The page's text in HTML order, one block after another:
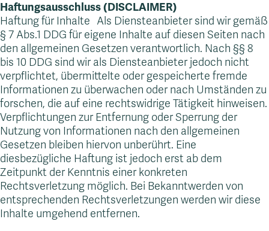
Haftungsausschluss (DISCLAIMER)
Haftung für Inhalte Als Diensteanbieter sind wir gemäß
§ 7 Abs.1 DDG für eigene Inhalte auf diesen Seiten nach
den allgemeinen Gesetzen verantwortlich. Nach §§ 8
bis 10 DDG sind wir als Diensteanbieter jedoch nicht
verpflichtet, übermittelte oder gespeicherte fremde
Informationen zu überwachen oder nach Umständen zu
forschen, die auf eine rechtswidrige Tätigkeit hinweisen.
Verpflichtungen zur Entfernung oder Sperrung der
Nutzung von Informationen nach den allgemeinen
Gesetzen bleiben hiervon unberührt. Eine
diesbezügliche Haftung ist jedoch erst ab dem
Zeitpunkt der Kenntnis einer konkreten
Rechtsverletzung möglich. Bei Bekanntwerden von
entsprechenden Rechtsverletzungen werden wir diese
Inhalte umgehend entfernen.